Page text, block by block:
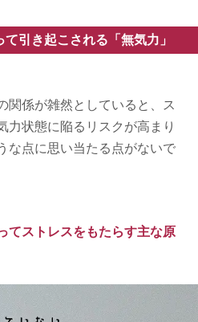
引き起こされる「無気力」
関係が雑然としていると、ス
力状態に陥るリスクが高まり
な点に思い当たる点がないで
てストレスをもたらす主な原